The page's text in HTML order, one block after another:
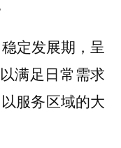
定发展期，呈
满足日常需求
服务区域的大